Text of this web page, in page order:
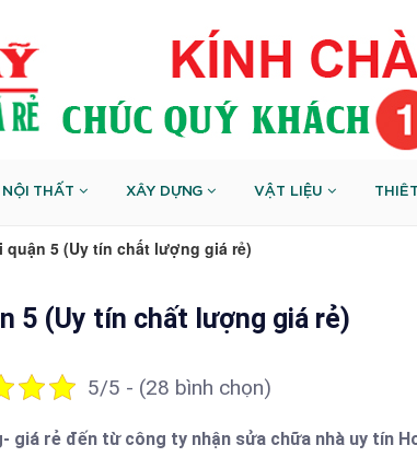
NỘI THẤT XÂY DỰNG VẬT LIỆU
5 (Uy tín chất lượng giá rẻ)
5 (Uy tín chất lượng giá rẻ)
5/5 - (28 bình chọn)
giá rẻ đến từ công ty nhận sửa chữa nhà uy tín